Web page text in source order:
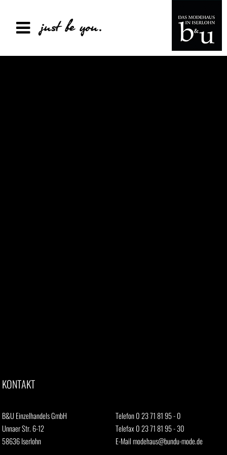
KONTAKT
B&U Einzelhandels GmbH
Unnaer Str. 6-12
58636 Iserlohn
Telefon 0 23 71 81 95 - 0
Telefax 0 23 71 81 95 - 30
E-Mailmodehaus@bundu-mode.de